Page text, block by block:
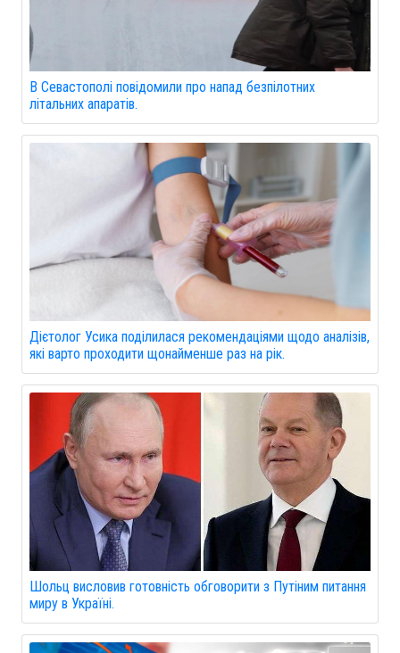
В Севастополі повідомили про напад безпілотних
літальних апаратів.
Дієтолог Усика поділилася рекомендаціями щодо аналізів,
які варто проходити щонайменше раз на рік.
Шольц висловив готовність обговорити з Путіним питання
миру в Україні.